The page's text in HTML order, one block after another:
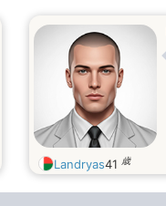
Landryas41 歳